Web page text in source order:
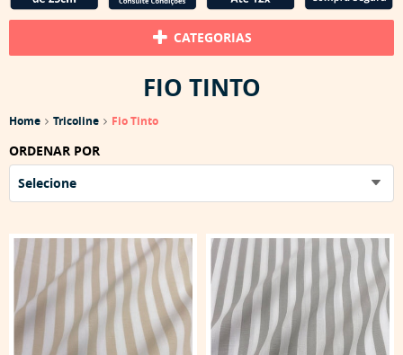
CATEGORIAS
FIO TINTO
Home Tricoline Fio Tinto
ORDENAR POR
Selecione